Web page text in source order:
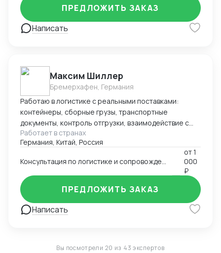
Написать
ПРЕДЛОЖИТЬ ЗАКАЗ
Максим Шиллер
Бремерхафен, Германия
Работаю в логистике с реальными поставками:
контейнеры, сборные грузы, транспортные
документы, контроль отгрузки, взаимодействие с
агентами и перевозчиками. Специализируюсь на
логистике из Европы, умею быстро ориентироваться
в нестандартных ситуациях и держать процесс под
контролем. Работаю из Германии, открыт к
удалённому сотрудничеству.
Работает в странах
Германия, Китай, Россия
Консультация по логистике и сопровождению поставок (к примеру из Европы и Китая)
от1
000
₽
Написать
ПРЕДЛОЖИТЬ ЗАКАЗ
Вы посмотрели 20 из 43 экспертов